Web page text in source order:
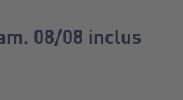
08/08 inclus